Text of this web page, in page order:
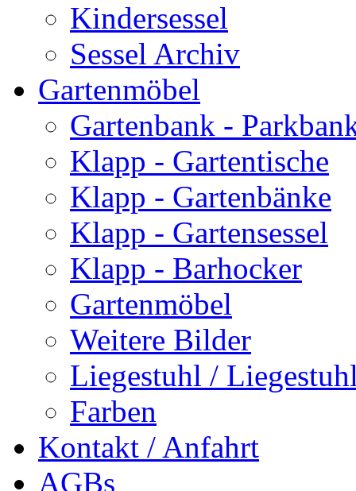
Kindersessel
Sessel Archiv
Gartenmöbel
Gartenbank -
Klapp - Gartentische
Klapp - Gartenbänke
Klapp - Gartensessel
Klapp - Barhocker
Gartenmöbel
Weitere Bilder
Liegestuhl /
Farben
Kontakt / Anfahrt
AGBs